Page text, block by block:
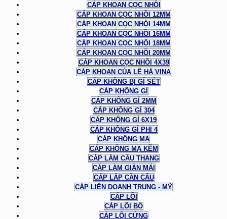
CÁP KHOAN CỌC NHỒI
CÁP KHOAN CỌC NHỒI 12MM
CÁP KHOAN CỌC NHỒI 14MM
CÁP KHOAN CỌC NHỒI 16MM
CÁP KHOAN CỌC NHỒI 18MM
CÁP KHOAN CỌC NHỒI 20MM
CÁP KHOAN CỌC NHỒI 4X39
CÁP KHOAN CỦA LÊ HÀ VINA
CÁP KHÔNG BỊ GỈ SÉT
CÁP KHÔNG GỈ
CÁP KHÔNG GỈ 2MM
CÁP KHÔNG GỈ 304
CÁP KHÔNG GỈ 6X19
CÁP KHÔNG GỈ PHI 4
CÁP KHÔNG MẠ
CÁP KHÔNG MẠ KẼM
CÁP LÀM CẦU THANG
CÁP LÀM GIÀN MÁI
CÁP LẮP CẦN CẨU
CÁP LIÊN DOANH TRUNG - MỸ
CÁP LÕI
CÁP LÕI BỐ
CÁP LÕI CỨNG